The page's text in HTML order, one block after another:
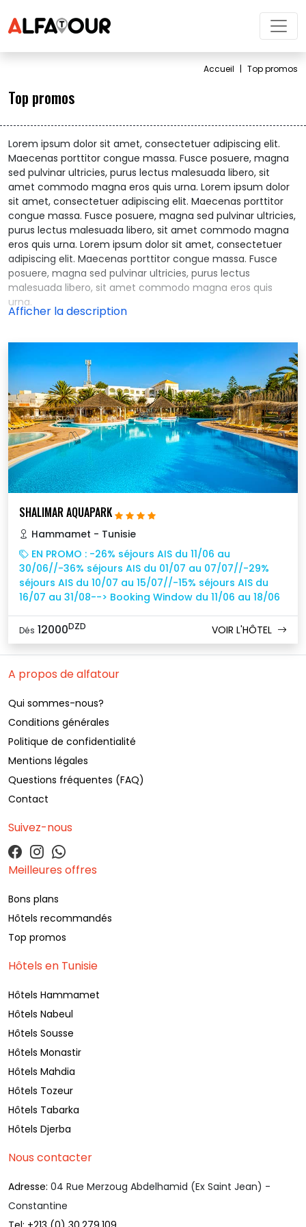
Accueil | Top promos
Top promos
Lorem ipsum dolor sit amet, consectetuer adipiscing elit.
Maecenas porttitor congue massa. Fusce posuere, magna
sed pulvinar ultricies, purus lectus malesuada libero, sit
amet commodo magna eros quis urna. Lorem ipsum dolor
sit amet, consectetuer adipiscing elit. Maecenas porttitor
congue massa. Fusce posuere, magna sed pulvinar ultricies,
purus lectus malesuada libero, sit amet commodo magna
eros quis urna. Lorem ipsum dolor sit amet, consectetuer
adipiscing elit. Maecenas porttitor congue massa. Fusce
posuere, magna sed pulvinar ultricies, purus lectus
malesuada libero, sit amet commodo magna eros quis
urna.
SHALIMAR AQUAPARK
Hammamet - Tunisie
EN PROMO : -26% séjours AIS du 11/06 au
30/06//-36% séjours AIS du 01/07 au 07/07//-29%
séjours AIS du 10/07 au 15/07//-15% séjours AIS du
16/07 au 31/08--> Booking Window du 11/06 au 18/06
Dés 12000DZD VOIR L'HÔTEL
A propos de alfatour
Qui sommes-nous?
Conditions générales
Politique de confidentialité
Mentions légales
Questions fréquentes (FAQ)
Contact
Suivez-nous
Meilleures offres
Bons plans
Hôtels recommandés
Top promos
Hôtels en Tunisie
Hôtels Hammamet
Hôtels Nabeul
Hôtels Sousse
Hôtels Monastir
Hôtels Mahdia
Hôtels Tozeur
Hôtels Tabarka
Hôtels Djerba
Nous contacter
Adresse: 04 Rue Merzoug Abdelhamid (Ex Saint Jean) -
Constantine